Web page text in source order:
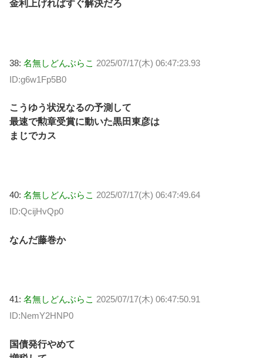
金利上げればすぐ解決だろ
38: 名無しどんぶらこ 2025/07/17(木) 06:47:23.93
ID:g6w1Fp5B0
こうゆう状況なるの予測して
最速で勲章受賞に動いた黒田東彦は
まじでカス
40: 名無しどんぶらこ 2025/07/17(木) 06:47:49.64
ID:QcijHvQp0
なんだ藤巻か
41: 名無しどんぶらこ 2025/07/17(木) 06:47:50.91
ID:NemY2HNP0
国債発行やめて